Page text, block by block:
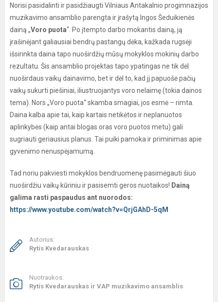
Norisi pasidalinti ir pasidžiaugti Vilniaus Antakalnio progimnazijos
muzikavimo ansamblio parengta ir įrašytą Ingos Šeduikienės
dainą „Voro puota“. Po įtempto darbo mokantis dainą, ją
įrašinėjant galiausiai bendrų pastangų dėka, kažkada rugsėji
išsirinkta daina tapo nuoširdžių mūsų mokyklos mokinių darbo
rezultatu. Šis ansamblio projektas tapo ypatingas ne tik dėl
nuoširdaus vaikų dainavimo, bet ir dėl to, kad jį papuošė pačių
vaikų sukurti piešiniai, iliustruojantys voro nelaimę (tokia dainos
tema). Nors „Voro puota“ skamba smagiai, jos esmė – rimta.
Daina kalba apie tai, kaip kartais netikėtos ir neplanuotos
aplinkybės (kaip antai blogas oras voro puotos metu) gali
sugriauti geriausius planus. Tai puiki pamoka ir priminimas apie
gyvenimo nenuspėjamumą.
Tad noriu pakviesti mokyklos bendruomenę pasimėgauti šiuo
nuoširdžiu vaikų kūriniu ir pasisemti geros nuotaikos! Dainą
galima rasti paspaudus ant nuorodos:
https://www.youtube.com/watch?v=QrjGAhD-5qM
Autorius:
Rytis Kvedarauskas
Nuotraukos:
Rytis Kvedarauskas ir VAP muzikavimo ansamblis